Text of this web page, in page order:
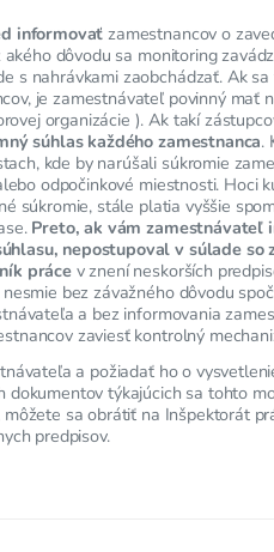
informovaťzamestnancov o
dôvodu sa monitoring
s nahrávkami zaobchádzať. Ak
je zamestnávateľ povinný mať
organizácie ). Ak takí
súhlas každého zamestnanca.
kde by narúšali súkromie
odpočinkové miestnosti. Hoci
súkromie, stále platia vyššie
Preto, ak vám zamestnávateľ
nepostupoval v súlade so
prácev znení neskorších
bez závažného dôvodu
a bez informovania
zaviesť kontrolný
a požiadať ho o
dokumentov týkajúcich sa tohto
sa obrátiť na Inšpektorát
predpisov.